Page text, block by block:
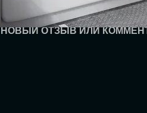
НОВЫЙ ОТЗЫВ ИЛИ